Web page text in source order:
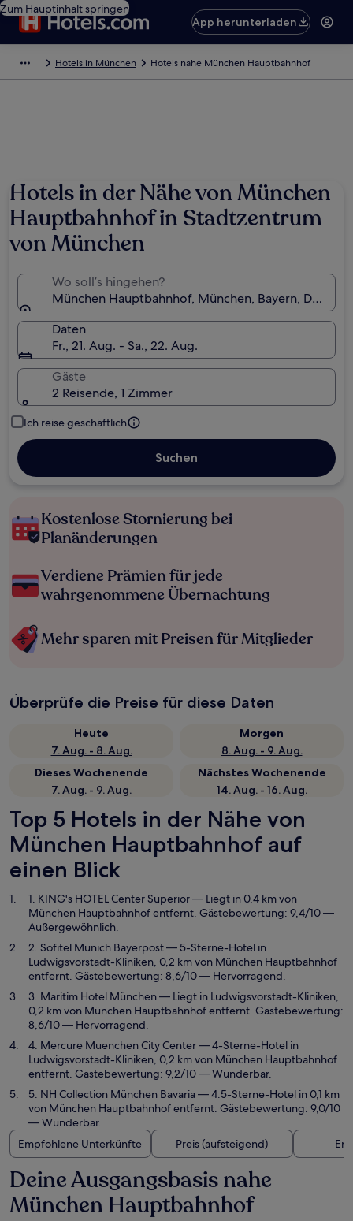
Zum Hauptinhalt springen
App herunterladen
Hotels in München Hotels nahe München Hauptbahnhof
Hotels in der Nähe von München
Hauptbahnhof in Stadtzentrum
von München
Wo soll’s hingehen?
München Hauptbahnhof, München, Bayern,
Daten
Fr., 21. Aug. - Sa., 22. Aug.
Gäste
2 Reisende, 1 Zimmer
Ich reise geschäftlich
Suchen
Kostenlose Stornierung bei
Planänderungen
Verdiene Prämien für jede
wahrgenommene Übernachtung
Mehr sparen mit Preisen für Mitglieder
Überprüfe die Preise für diese Daten
Heute
7. Aug. - 8. Aug.
Morgen
8. Aug. - 9. Aug.
Dieses Wochenende
7. Aug. - 9. Aug.
Nächstes Wochenende
14. Aug. - 16. Aug.
Top 5 Hotels in der Nähe von
München Hauptbahnhof auf
einen Blick
1. KING's HOTEL Center Superior— Liegt in 0,4 km von
München Hauptbahnhof entfernt. Gästebewertung: 9,4/10 —
Außergewöhnlich.
2. Sofitel Munich Bayerpost— 5-Sterne-Hotel in
Ludwigsvorstadt-Kliniken, 0,2 km von München Hauptbahnhof
entfernt. Gästebewertung: 8,6/10 — Hervorragend.
3. Maritim Hotel München— Liegt in Ludwigsvorstadt-Kliniken,
0,2 km von München Hauptbahnhof entfernt. Gästebewertung:
8,6/10 — Hervorragend.
4. Mercure Muenchen City Center— 4-Sterne-Hotel in
Ludwigsvorstadt-Kliniken, 0,2 km von München Hauptbahnhof
entfernt. Gästebewertung: 9,2/10 — Wunderbar.
5. NH Collection München Bavaria— 4.5-Sterne-Hotel in 0,1 km
von München Hauptbahnhof entfernt. Gästebewertung: 9,0/10
— Wunderbar.
Empfohlene Unterkünfte
Preis (aufsteigend)
Deine Ausgangsbasis nahe
München Hauptbahnhof